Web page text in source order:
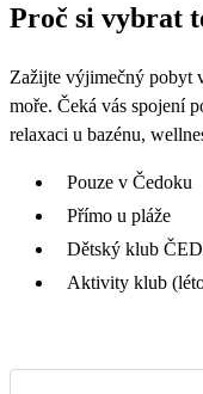
Proč si vybrat
Zažijte výjimečný pobyt
moře. Čeká vás spojení
relaxaci u bazénu,
Pouze v Čedoku
Přímo u pláže
Dětský klub
Aktivity klub